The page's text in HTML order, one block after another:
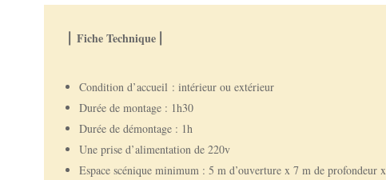
⎢ Fiche Technique ⎢
Condition d’accueil : intérieur ou extérieur
Durée de montage : 1h30
Durée de démontage : 1h
Une prise d’alimentation de 220v
Espace scénique minimum : 5 m d’ouverture x 7 m de profondeur x